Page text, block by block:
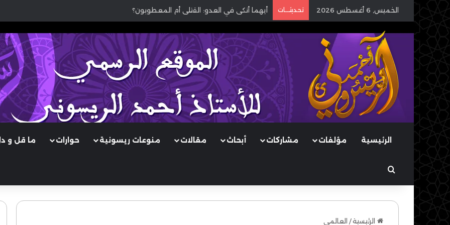
الخميس, 6 أغسطس 2026 تحديثـــات أيهما أنكى في العدو: القتلى أم المعطوبون؟
الرئيسية مؤلفات مشاركات أبحاث مقالات منوعات ريسونية حوارات ما قل و
بحث عن
الرئيسية/ العالمي